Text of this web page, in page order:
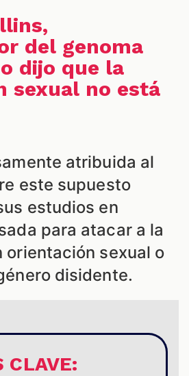
del genoma
dijo que la
sexual no está
atribuida al
este supuesto
estudios en
para atacar a la
orientación sexual o
disidente.
CLAVE: